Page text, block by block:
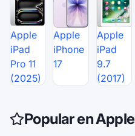
Apple
iPad
Pro 11
(2025)
Apple
iPhone
17
Apple
iPad
9.7
(2017)
Popular en Apple